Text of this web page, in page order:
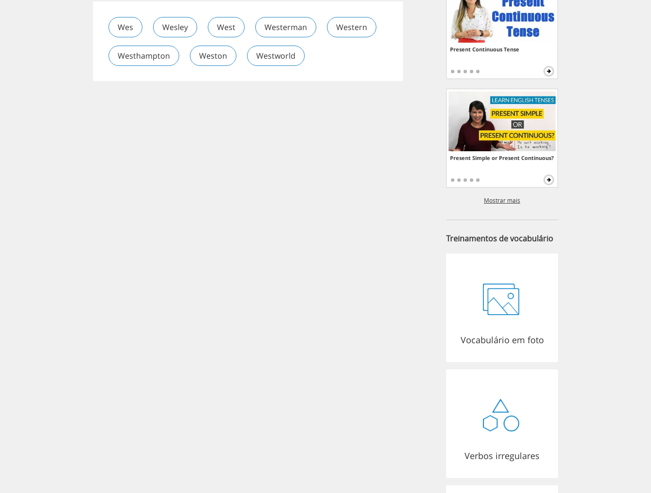
Wes Wesley West Westerman Western
Westhampton Weston Westworld
Present Continuous Tense
Present Simple or Present Continuous?
Mostrar mais
Treinamentos de vocabulário
Vocabulário em foto
Verbos irregulares